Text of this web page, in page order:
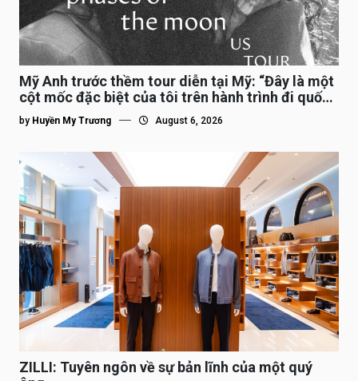
Mỹ Anh trước thềm tour diễn tại Mỹ: “Đây là một
cột mốc đặc biệt của tôi trên hành trình đi quốc
tế”
by Huyền My Trương August 6, 2026
ZILLI: Tuyên ngôn về sự bản lĩnh của một quý